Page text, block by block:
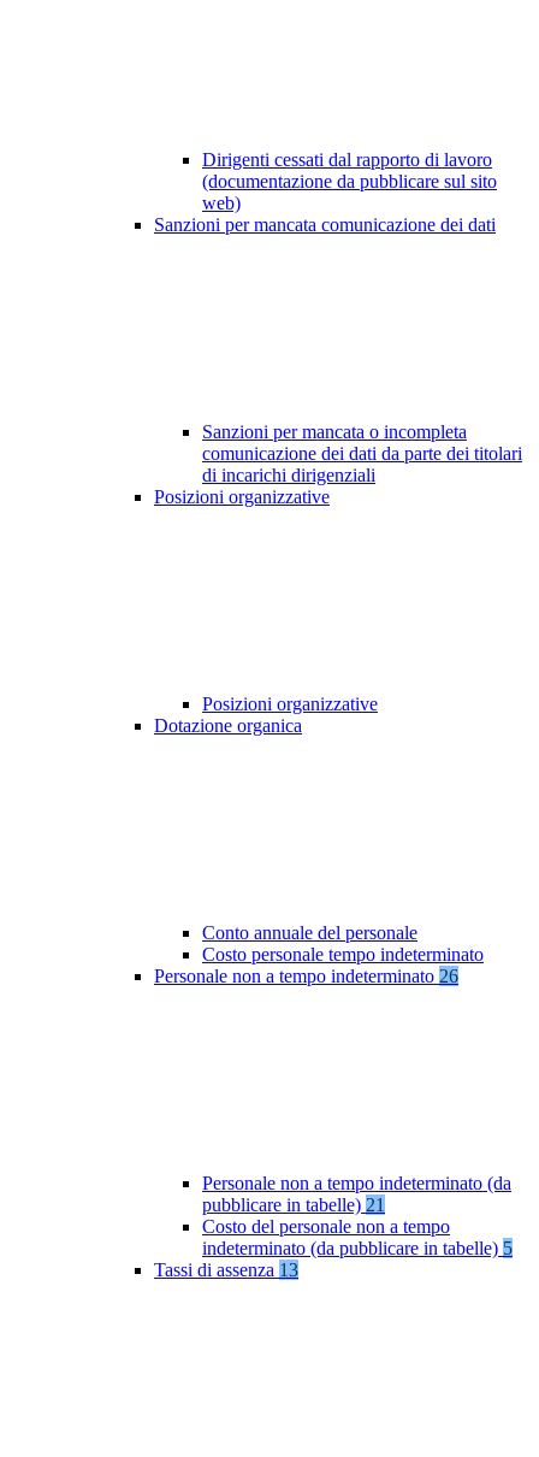
Dirigenti cessati dal rapporto di lavoro
(documentazione da pubblicare sul sito
web)
Sanzioni per mancata comunicazione dei dati
Sanzioni per mancata o incompleta
comunicazione dei dati da parte dei titolari
di incarichi dirigenziali
Posizioni organizzative
Posizioni organizzative
Dotazione organica
Conto annuale del personale
Costo personale tempo indeterminato
Personale non a tempo indeterminato 26
Personale non a tempo indeterminato (da
pubblicare in tabelle) 21
Costo del personale non a tempo
indeterminato (da pubblicare in tabelle) 5
Tassi di assenza 13